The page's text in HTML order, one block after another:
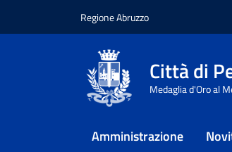
Regione Abruzzo
Città di
Medaglia d'Oro al
Amministrazione
Home /
Voto
Informazioni sulle